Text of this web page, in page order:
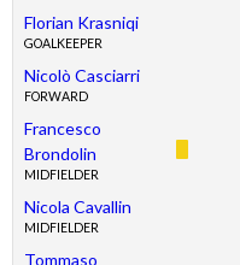
Florian Krasniqi
GOALKEEPER
Nicolò Casciarri
FORWARD
Francesco
Brondolin
MIDFIELDER
Nicola Cavallin
MIDFIELDER
Tommaso